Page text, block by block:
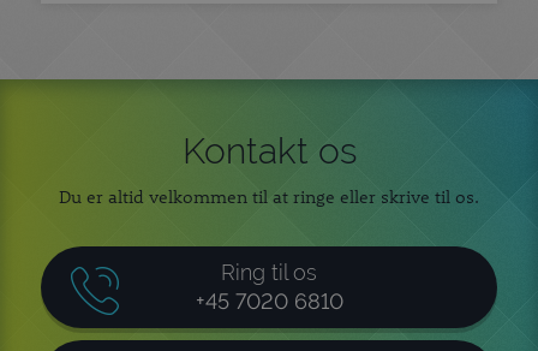
Kontakt os
Du er altid velkommen til at ringe eller skrive til os.
Ring til os
+45 7020 6810